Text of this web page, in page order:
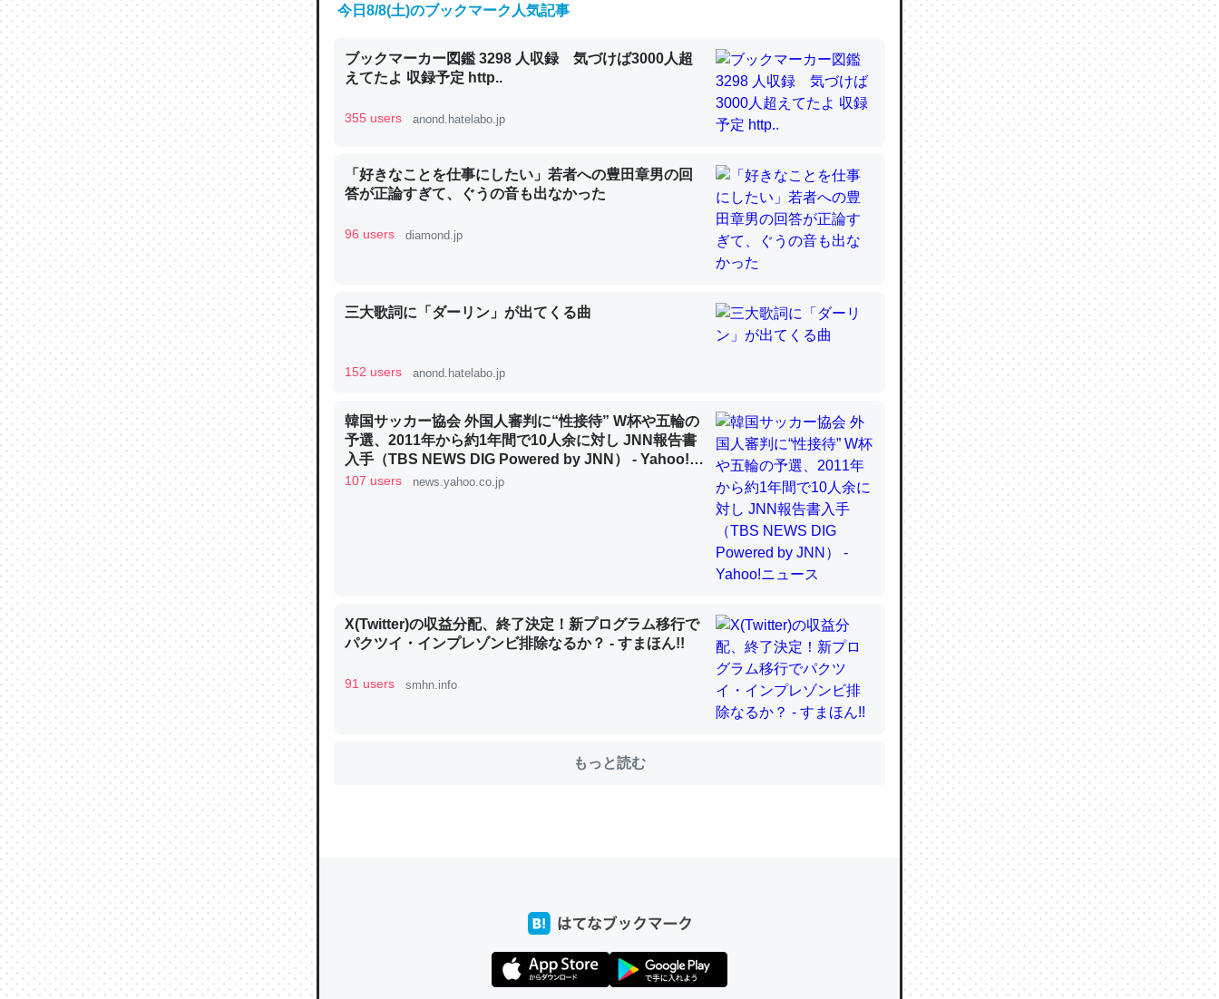
やすく強くなりそう
の600分の1程度。
─ニュース :: 【研究発表】昆虫学の大問題＝「昆虫はなぜ海にいないのか」に関する新仮説
論文では「淡水はカルシウムも酸素も不足してて両方に不利だから両方が拮抗してるので
は」とあって面白い。海にいる鋏角類（カブトガニ・ウミグモ）はカルシウムを使わずキ
これを元に考えるとカルシウムを大量に使う脊椎動物と貝類は苦労してるんだな…。腹足
─ニュース :: 【研究発表】昆虫学の大問題＝「昆虫はなぜ海にいないのか」に関する新仮説
ウチもEchoを実家に置いて４年。でたまに覗いてる。ぼちぼちRingも置こうかと画策
中。あと、Googleマップで位置情報を共有してる。電池残量や充電中かが分かるのでこ
を実質100倍以上に伸ばす効果があるはず……
─たまにLINEするくらいだった遠方の父67歳と僕。ITツール導入でコミュニケーションが劇的に変化し
今日8/8(土)のブックマーク人気記事
ブックマーカー図鑑 3298 人収録 気づけば3000人超
えてたよ 収録予定 http..
355 users anond.hatelabo.jp
「好きなことを仕事にしたい」若者への豊田章男の回
答が正論すぎて、ぐうの音も出なかった
96 users diamond.jp
三大歌詞に「ダーリン」が出てくる曲
152 users anond.hatelabo.jp
韓国サッカー協会 外国人審判に“性接待” W杯や五輪の
予選、2011年から約1年間で10人余に対し JNN報告書
入手（TBS NEWS DIG Powered by JNN） - Yahoo!ニ
ュース
107 users news.yahoo.co.jp
X(Twitter)の収益分配、終了決定！新プログラム移行で
パクツイ・インプレゾンビ排除なるか？ - すまほん!!
91 users smhn.info
もっと読む